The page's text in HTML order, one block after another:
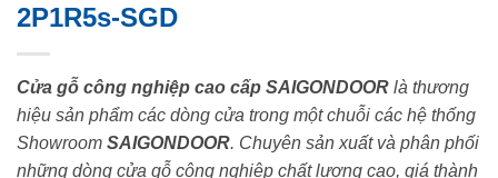
2P1R5s-SGD
Cửa gỗ công nghiệp cao cấp SAIGONDOOR là thương
hiệu sản phẩm các dòng cửa trong một chuỗi các hệ thống
Showroom SAIGONDOOR. Chuyên sản xuất và phân phối
những dòng cửa gỗ công nghiệp chất lượng cao, giá thành